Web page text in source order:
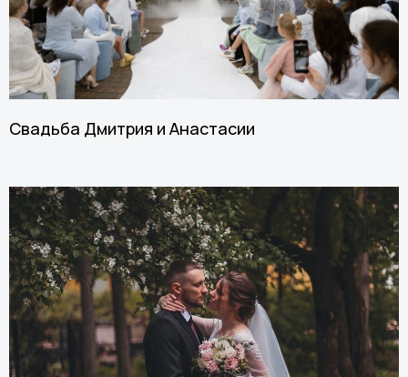
Свадьба Дмитрия и Анастасии